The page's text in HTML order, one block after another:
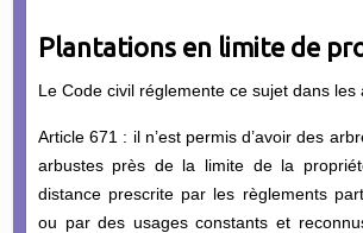
Plantations en limite de
LeCode civil réglemente ce sujet dans les
Article 671 : il n’est permis d’avoir des
arbustes près de la limite de la
distance prescrite par les règlements
ou par des usages constants et